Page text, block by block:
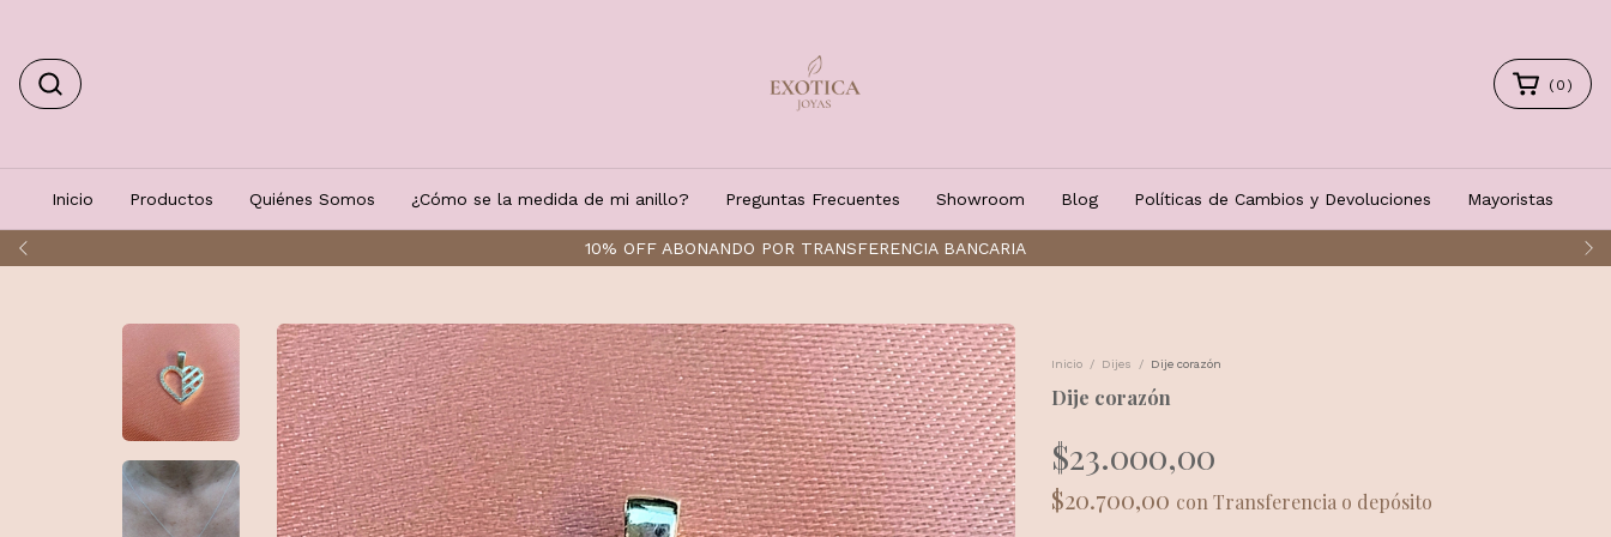
10% OFF ABONANDO POR TRANSFERENCIA BANCARIA
( 0 )
Inicio Productos Quiénes Somos ¿Cómo se la medida de mi anillo? Preguntas Frecuentes Showroom Blog Políticas de Cambios y Devoluciones Mayoristas
Inicio / Dijes / Dije corazón
Dije corazón
$23.000,00
$20.700,00 con Transferencia o depósito